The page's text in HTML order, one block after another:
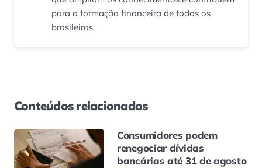
para a formação financeira de todos os
brasileiros.
Conteúdos relacionados
Consumidores podem
renegociar dívidas
bancárias até 31 de agosto